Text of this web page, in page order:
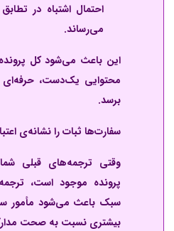
احتمال اشتباه در
می‌رساند.
این باعث می‌شود کل
محتوایی یک‌دست، حرفه‌ای
برسد.
سفارت‌ها ثبات را نشانه‌ی
وقتی ترجمه‌های قبلی
پرونده موجود است،
سبک باعث می‌شود مأمور
بیشتری نسبت به صحت